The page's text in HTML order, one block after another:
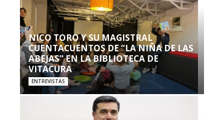
NICO TORO Y SU MAGISTRAL
CUENTACUENTOS DE “LA NIÑA DE LAS
ABEJAS” EN LA BIBLIOTECA DE
VITACURA
ENTREVISTAS